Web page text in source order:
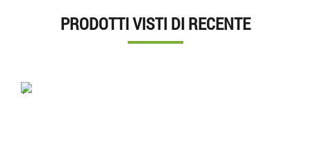
PRODOTTI VISTI DI RECENTE
'.'